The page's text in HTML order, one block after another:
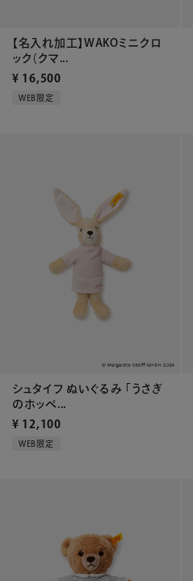
【名入れ加工】WAKOミニクロ
ック（クマ...
¥ 16,500
WEB限定
シュタイフ ぬいぐるみ 「うさぎ
のホッペ...
¥ 12,100
WEB限定